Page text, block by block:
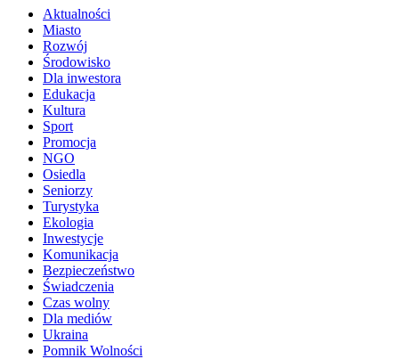
Aktualności
Miasto
Rozwój
Środowisko
Dla inwestora
Edukacja
Kultura
Sport
Promocja
NGO
Osiedla
Seniorzy
Turystyka
Ekologia
Inwestycje
Komunikacja
Bezpieczeństwo
Świadczenia
Czas wolny
Dla mediów
Ukraina
Pomnik Wolności